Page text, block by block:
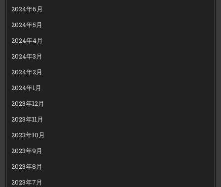
2024年6月
2024年5月
2024年4月
2024年3月
2024年2月
2024年1月
2023年12月
2023年11月
2023年10月
2023年9月
2023年8月
2023年7月